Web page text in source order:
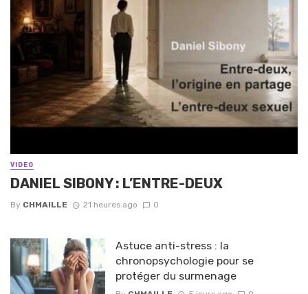
VIDEO
DANIEL SIBONY : L’ENTRE-DEUX
By CHMAILLE 21 heures ago 0
Astuce anti-stress : la
chronopsychologie pour se
protéger du surmenage